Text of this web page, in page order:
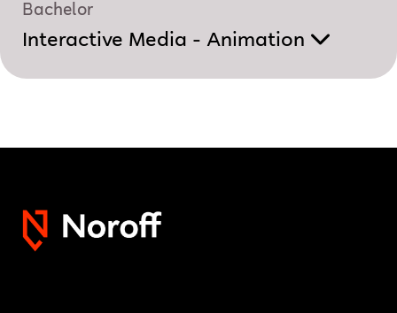
Bachelor
Interactive Media - Animation